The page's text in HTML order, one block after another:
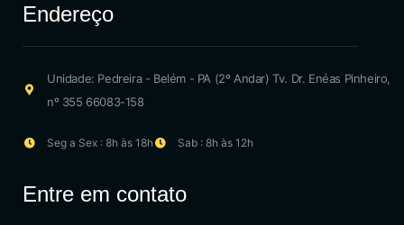
Endereço
Unidade: Pedreira - Belém - PA (2º Andar) Tv. Dr. Enéas Pinheiro,
nº 355 66083-158
Seg a Sex : 8h às 18h Sab : 8h às 12h
Entre em contato